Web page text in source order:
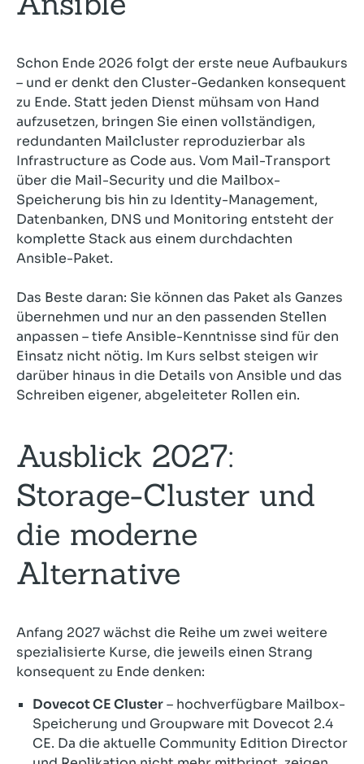
Schon Ende 2026 folgt der erste neue Aufbaukurs
– und er denkt den Cluster-Gedanken konsequent
zu Ende. Statt jeden Dienst mühsam von Hand
aufzusetzen, bringen Sie einen vollständigen,
redundanten Mailcluster reproduzierbar als
Infrastructure as Code aus. Vom Mail-Transport
über die Mail-Security und die Mailbox-
Speicherung bis hin zu Identity-Management,
Datenbanken, DNS und Monitoring entsteht der
komplette Stack aus einem durchdachten
Ansible-Paket.
Das Beste daran: Sie können das Paket als Ganzes
übernehmen und nur an den passenden Stellen
anpassen – tiefe Ansible-Kenntnisse sind für den
Einsatz nicht nötig. Im Kurs selbst steigen wir
darüber hinaus in die Details von Ansible und das
Schreiben eigener, abgeleiteter Rollen ein.
Ausblick 2027:
Storage-Cluster und
die moderne
Alternative
Anfang 2027 wächst die Reihe um zwei weitere
spezialisierte Kurse, die jeweils einen Strang
konsequent zu Ende denken:
Dovecot CE Cluster– hochverfügbare Mailbox-
Speicherung und Groupware mit Dovecot 2.4
CE. Da die aktuelle Community Edition Director